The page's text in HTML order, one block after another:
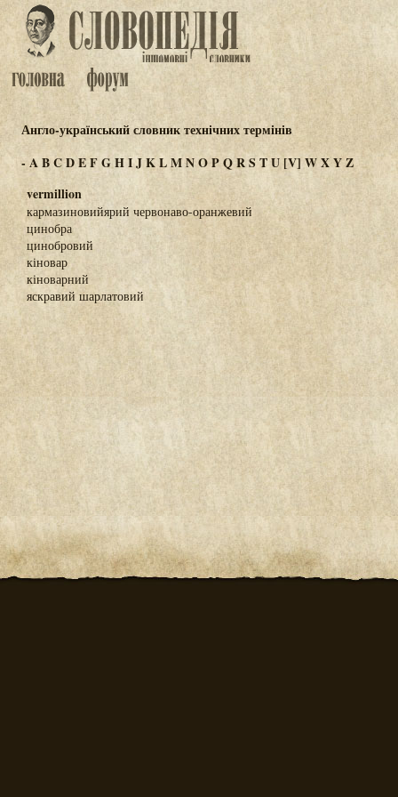
Англо-український словник технічних термінів
-ABCDEFGHIJKLMNOPQRSTU[V] WXYZ
vermillion
кармазиновийярий червонаво-оранжевий
цинобра
цинобровий
кіновар
кіноварний
яскравий шарлатовий